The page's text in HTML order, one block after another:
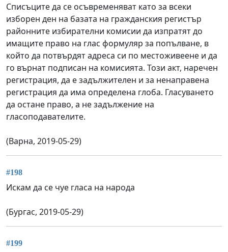
Списъците да се осъвременяват като за всеки
изборен ден на базата на гражданския регистър
районните избирателни комисии да изпратят до
имащите право на глас формуляр за попълване, в
който да потвърдят адреса си по местоживеене и да
го върнат подписан на комисията. Този акт, наречен
регистрация, да е задължителен и за ненаправена
регистрация да има определена глоба. Гласуването
да остане право, а не задължение на
гласоподавателите.
(Варна, 2019-05-29)
#198
Искам да се чуе гласа на народа
(Бургас, 2019-05-29)
#199